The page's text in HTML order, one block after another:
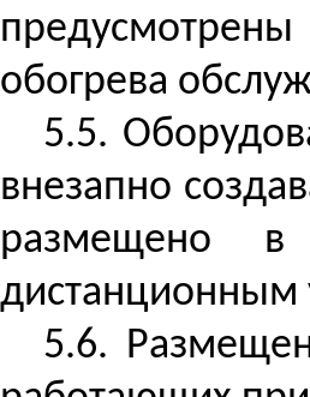
обогрева
5.5.
внезапно
размещено в
дистанционным
5.6.